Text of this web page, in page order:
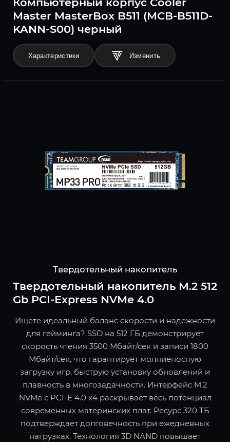
Master MasterBox B511 (MCB-B511D-
KANN-S00) черный
Характеристики
Твердотельный накопитель
Твердотельный накопитель M.2 512
Gb PCI-Express NVMe 4.0
Ищете идеальный баланс скорости и надежности
для гейминга? SSD на 512 ГБ демонстрирует
скорость чтения 3500 Мбайт/сек и записи 1800
Мбайт/сек, что гарантирует молниеносную
загрузку игр, быструю установку обновлений и
плавность в многозадачности. Интерфейс M.2
NVMe с PCI-E 4.0 x4 раскрывает весь потенциал
современных материнских плат. Ресурс 320 ТБ
подтверждает долговечность при ежедневных
нагрузках. Технология 3D NAND повышает